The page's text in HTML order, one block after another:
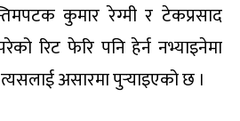
कुमार रेग्मी र टेकप्रसाद
रिट फेरि पनि हेर्न नभ्याइनेमा
असारमा पुर्‍याइएको छ ।